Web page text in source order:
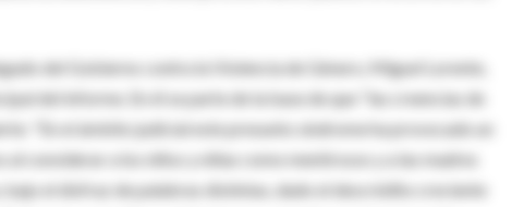
del Gobierno contra la Violencia de Género, Miguel Lorente,
del informe. En él se parte de la base de que "las creencias de
"En el ámbito judicial este presunto síndrome ha provocado un
considerar a los niños y niñas como mentirosos y a las madres
bajo el disfraz de palabras distintas, dado el descrédito creciente